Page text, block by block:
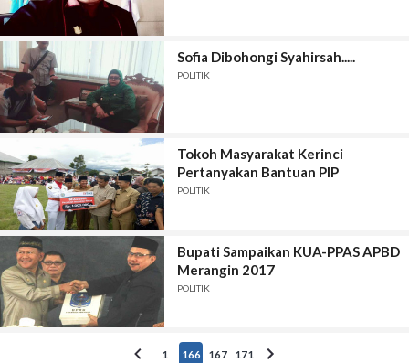
Sofia Dibohongi Syahirsah.....
POLITIK
Tokoh Masyarakat Kerinci
Pertanyakan Bantuan PIP
POLITIK
Bupati Sampaikan KUA-PPAS APBD
Merangin 2017
POLITIK
1 166 167 171